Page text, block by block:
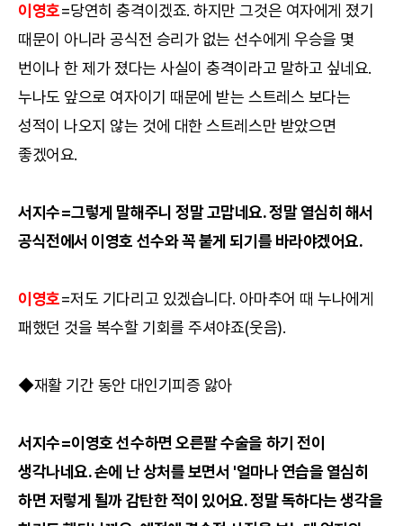
이영호=당연히 충격이겠죠. 하지만 그것은 여자에게 졌기
때문이 아니라 공식전 승리가 없는 선수에게 우승을 몇
번이나 한 제가 졌다는 사실이 충격이라고 말하고 싶네요.
누나도 앞으로 여자이기 때문에 받는 스트레스 보다는
성적이 나오지 않는 것에 대한 스트레스만 받았으면
좋겠어요.
서지수=그렇게 말해주니 정말 고맙네요. 정말 열심히 해서
공식전에서 이영호 선수와 꼭 붙게 되기를 바라야겠어요.
이영호=저도 기다리고 있겠습니다. 아마추어 때 누나에게
패했던 것을 복수할 기회를 주셔야죠(웃음).
◆재활 기간 동안 대인기피증 앓아
서지수=이영호 선수하면 오른팔 수술을 하기 전이
생각나네요. 손에 난 상처를 보면서 '얼마나 연습을 열심히
하면 저렇게 될까 감탄한 적이 있어요. 정말 독하다는 생각을